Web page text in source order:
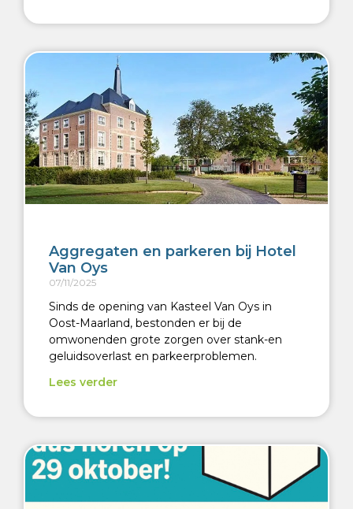
Aggregaten en parkeren bij Hotel
Van Oys
07/11/2025
Sinds de opening van Kasteel Van Oys in
Oost-Maarland, bestonden er bij de
omwonenden grote zorgen over stank-en
geluidsoverlast en parkeerproblemen.
Lees verder